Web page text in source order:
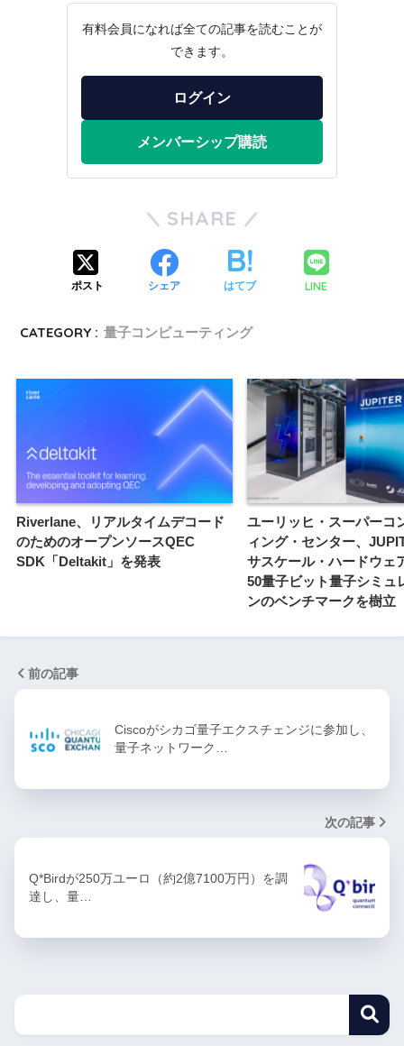
有料会員になれば全ての記事を読むことが
できます。
ログイン
メンバーシップ購読
SHARE
ポスト シェア はてブ LINE
CATEGORY : 量子コンピューティング
Riverlane、リアルタイムデコード
のためのオープンソースQEC
SDK「Deltakit」を発表
ユーリッヒ・スーパーコ
ィング・センター、
サスケール・ハードウェ
50量子ビット量子シミュ
ンのベンチマークを樹立
前の記事
Ciscoがシカゴ量子エクスチェンジに参加し、
量子ネットワーク…
次の記事
Q*Birdが250万ユーロ（約2億7100万円）を調
達し、量…